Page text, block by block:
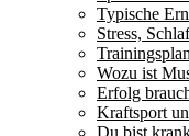
Typische
Stress,
Wozu ist
Erfolg
Kraftsport
Du bist